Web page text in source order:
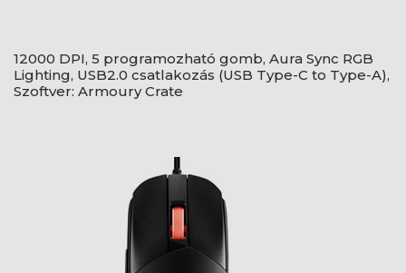
12000 DPI, 5 programozható gomb, Aura Sync RGB
Lighting, USB2.0 csatlakozás (USB Type-C to Type-A),
Szoftver: Armoury Crate